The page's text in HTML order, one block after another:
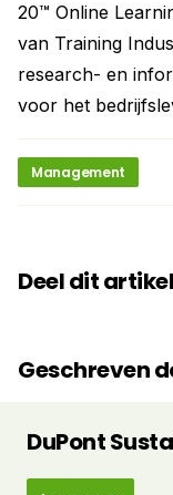
20™ Online
van Training
research- en
voor het
Management
Deel dit artikel
Geschreven
DuPont